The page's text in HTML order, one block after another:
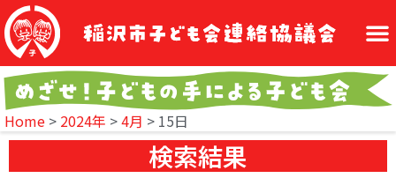
Home > 2024年 >4月 > 15日
検索結果